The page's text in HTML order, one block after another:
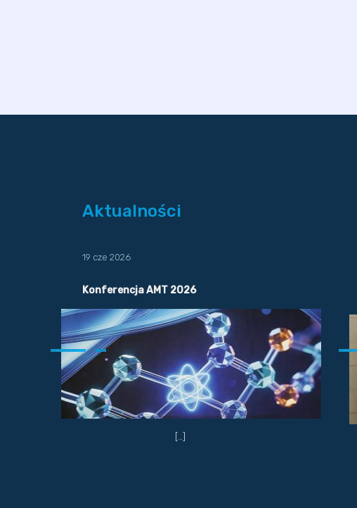
Aktualności
19 cze 2026
Konferencja AMT 2026
[…]